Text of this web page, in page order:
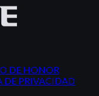
DE HONOR
DE PRIVACIDAD